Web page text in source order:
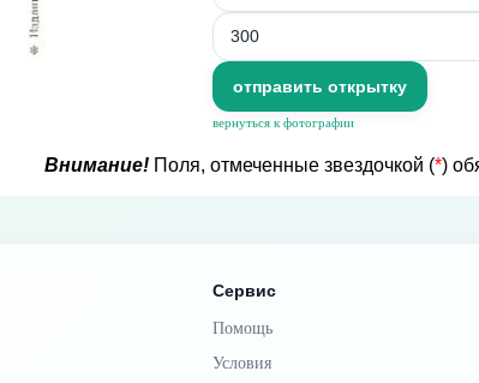
вернуться к фотографии
Внимание! Поля, отмеченные звездочкой (*)
Сервис
Помощь
Условия